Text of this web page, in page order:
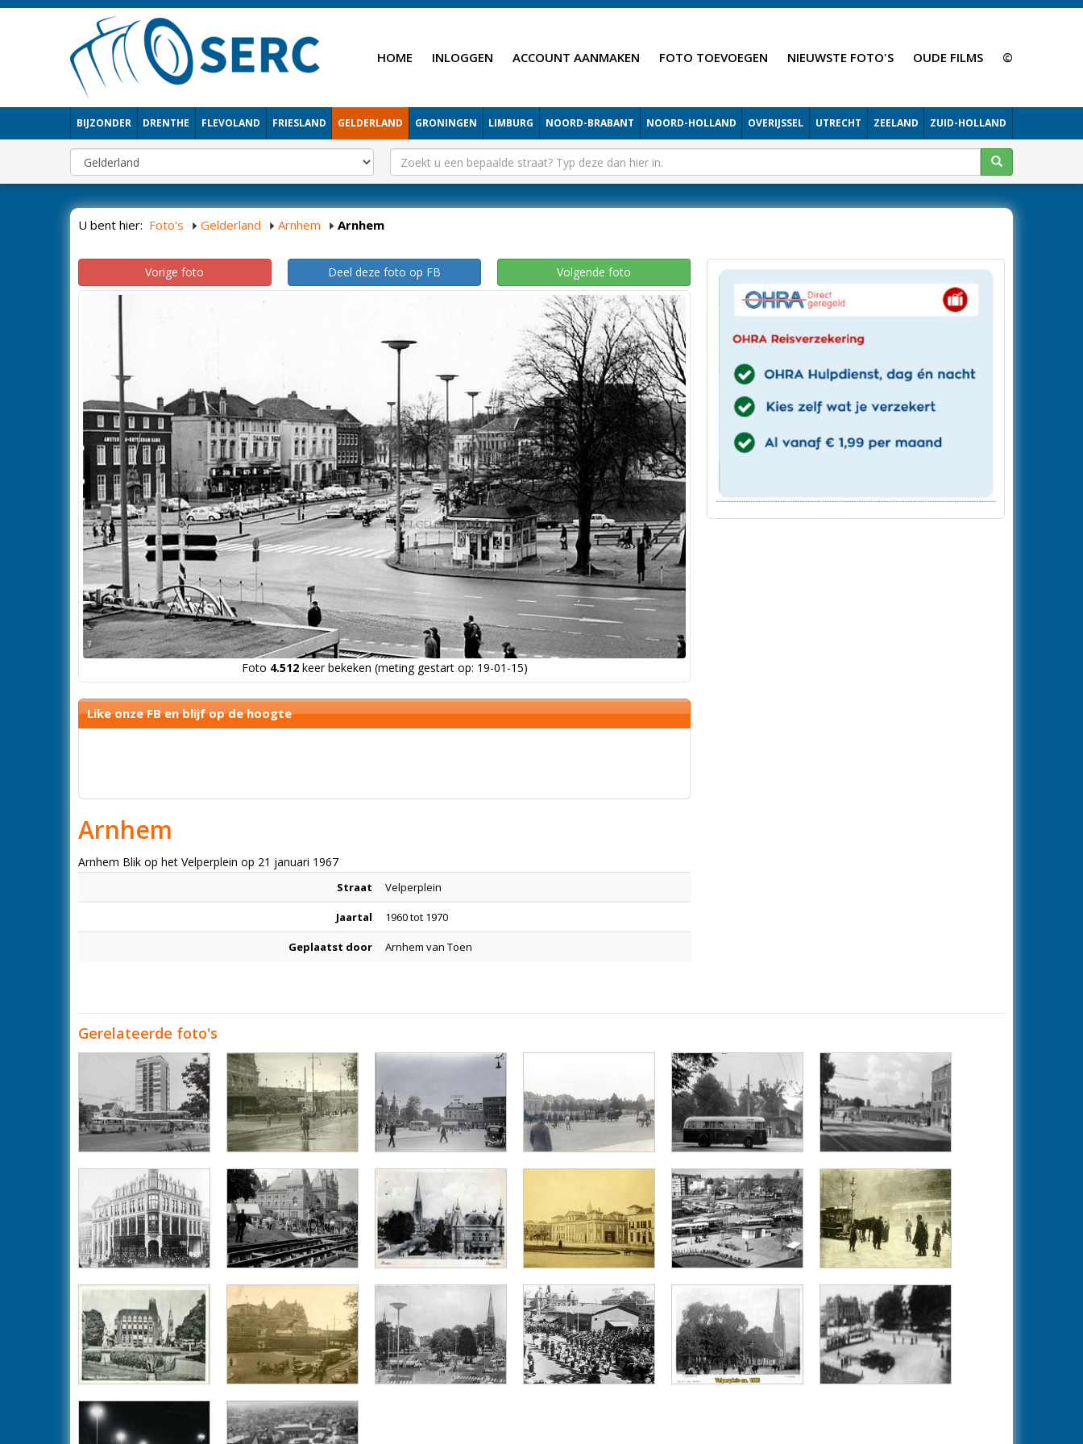
HOME INLOGGEN ACCOUNT AANMAKEN FOTO TOEVOEGEN NIEUWSTE FOTO'S OUDE FILMS ©
BIJZONDER DRENTHE FLEVOLAND FRIESLAND GELDERLAND GRONINGEN LIMBURG NOORD-BRABANT NOORD-HOLLAND OVERIJSSEL UTRECHT ZEELAND ZUID-HOLLAND
U bent hier: Foto's Gelderland Arnhem Arnhem
Vorige foto Deel deze foto op FB Volgende foto
Foto 4.512keer bekeken (meting gestart op: 19-01-15)
Like onze FB en blijf op de hoogte
Arnhem
Arnhem Blik op het Velperplein op 21 januari 1967
Straat Velperplein
Jaartal 1960 tot 1970
Geplaatst door Arnhem van Toen
Gerelateerde foto's